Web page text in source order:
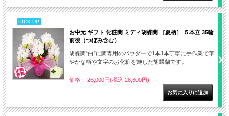
PICK UP
お中元 ギフト 化粧蘭 ミディ胡蝶蘭 ［夏柄］ ５本立 35輪
前後（つぼみ含む）
胡蝶蘭“白”に蘭専用のパウダーで1本1本丁寧に手作業で華
やかな柄や文字のお化粧を施した胡蝶蘭です。
価格： 26,000円(税込 28,600円)